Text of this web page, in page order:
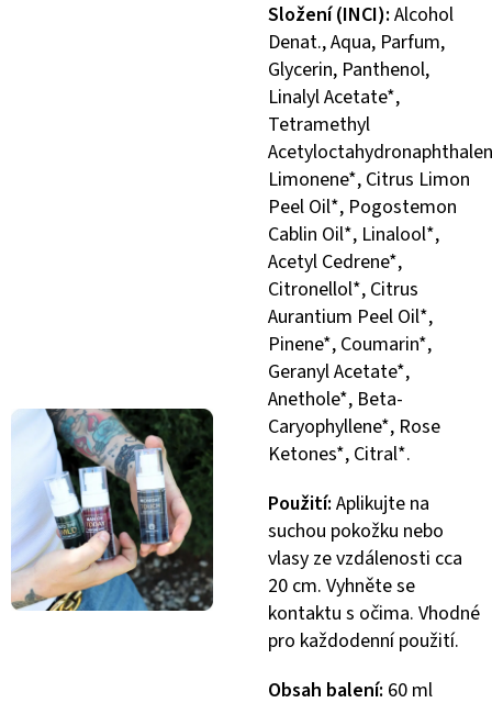
Složení (INCI): Alcohol
Denat., Aqua, Parfum,
Glycerin, Panthenol,
Linalyl Acetate*,
Tetramethyl
Limonene*, Citrus Limon
Peel Oil*, Pogostemon
Cablin Oil*, Linalool*,
Acetyl Cedrene*,
Citronellol*, Citrus
Aurantium Peel Oil*,
Pinene*, Coumarin*,
Geranyl Acetate*,
Anethole*, Beta-
Caryophyllene*, Rose
Ketones*, Citral*.
Použití: Aplikujte na
suchou pokožku nebo
vlasy ze vzdálenosti cca
20 cm. Vyhněte se
kontaktu s očima. Vhodné
pro každodenní použití.
Obsah balení: 60 ml